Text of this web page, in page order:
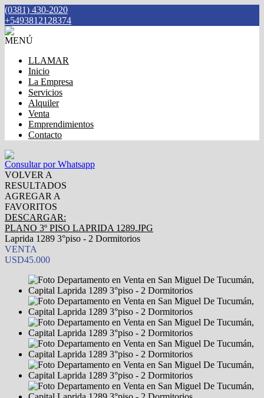
(0381) 430-2020
+5493812128374
MENÚ
LLAMAR
Inicio
La Empresa
Servicios
Alquiler
Venta
Emprendimientos
Contacto
Consultar por Whatsapp
VOLVER A
RESULTADOS
AGREGAR A
FAVORITOS
DESCARGAR:
PLANO 3º PISO LAPRIDA 1289.JPG
Laprida 1289 3°piso - 2 Dormitorios
VENTA
USD45.000